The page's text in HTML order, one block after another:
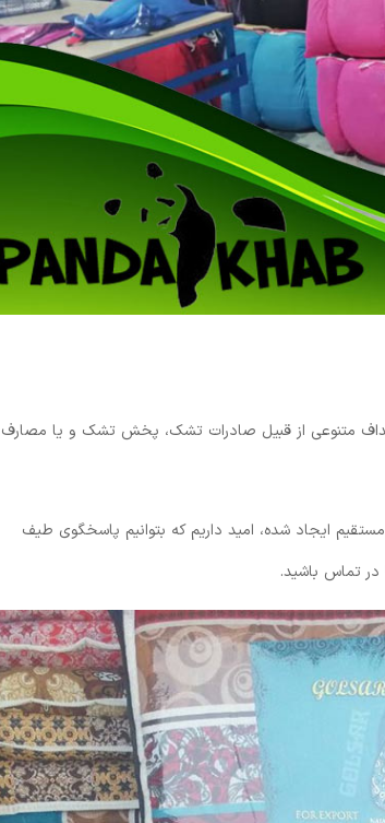
متنوعی از قبیل صادرات تشک، پخش تشک و یا مصارف
ایجاد شده، امید داریم که بتوانیم پاسخگوی طیف
در تماس باشید.